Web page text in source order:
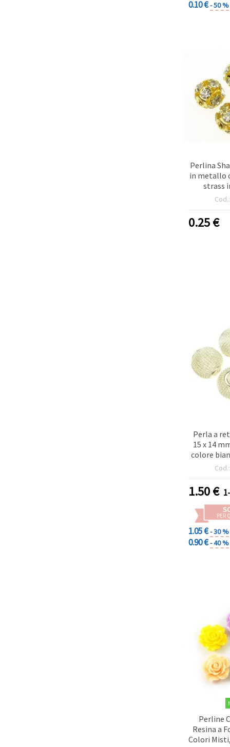
0.10 €- 50 %
Perlina
in metallo
strass
Cod.:
0.25€
Perla a
15 x 14
colore
Cod.:
1.50€
PER
1.05 €- 30 %
0.90 €- 40 %
Perline
Resina a
Colori